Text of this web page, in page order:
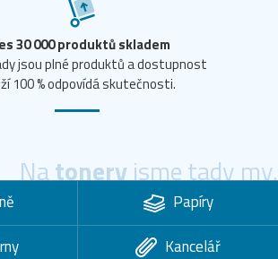
30 000 produktů skladem
jsou plné produktů a dostupnost
100 % odpovídá skutečnosti.
Natoneryjsme tady my.
Papíry
Kancelář